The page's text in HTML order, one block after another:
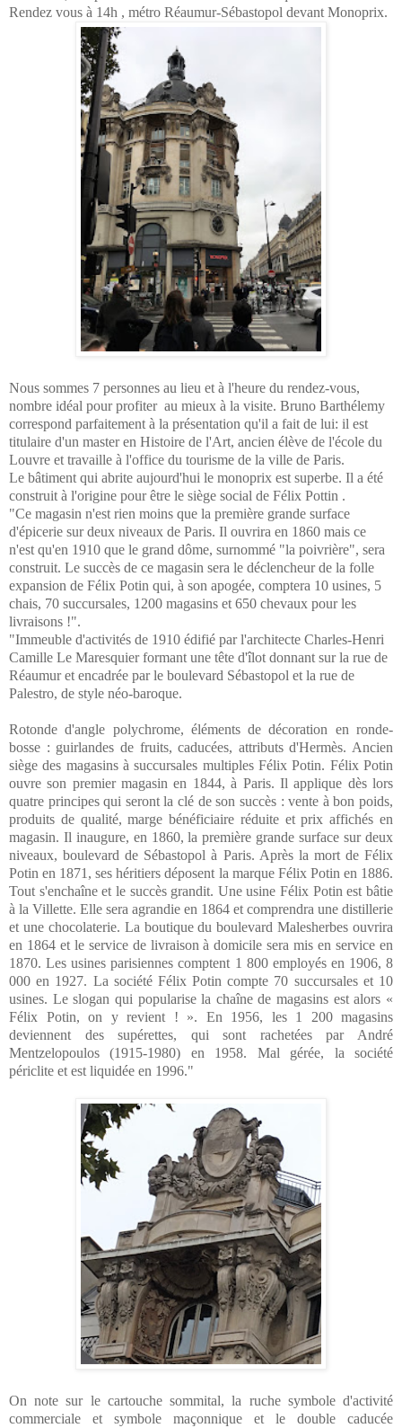
Rendez vous à 14h , métro Réaumur-Sébastopol devant Monoprix.
Nous sommes 7 personnes au lieu et à l'heure du rendez-vous,
nombre idéal pour profiter au mieux à la visite. Bruno Barthélemy
correspond parfaitement à la présentation qu'il a fait de lui: il est
titulaire d'un master en Histoire de l'Art, ancien élève de l'école du
Louvre et travaille à l'office du tourisme de la ville de Paris.
Le bâtiment qui abrite aujourd'hui le monoprix est superbe. Il a été
construit à l'origine pour être le siège social de Félix Pottin .
"Ce magasin n'est rien moins que la première grande surface
d'épicerie sur deux niveaux de Paris. Il ouvrira en 1860 mais ce
n'est qu'en 1910 que le grand dôme, surnommé "la poivrière", sera
construit. Le succès de ce magasin sera le déclencheur de la folle
expansion de Félix Potin qui, à son apogée, comptera 10 usines, 5
chais, 70 succursales, 1200 magasins et 650 chevaux pour les
livraisons !".
"Immeuble d'activités de 1910 édifié par l'architecte Charles-Henri
Camille Le Maresquier formant une tête d'îlot donnant sur la rue de
Réaumur et encadrée par le boulevard Sébastopol et la rue de
Palestro, de style néo-baroque.
Rotonde d'angle polychrome, éléments de décoration en ronde-
bosse : guirlandes de fruits, caducées, attributs d'Hermès. Ancien
siège des magasins à succursales multiples Félix Potin. Félix Potin
ouvre son premier magasin en 1844, à Paris. Il applique dès lors
quatre principes qui seront la clé de son succès : vente à bon poids,
produits de qualité, marge bénéficiaire réduite et prix affichés en
magasin. Il inaugure, en 1860, la première grande surface sur deux
niveaux, boulevard de Sébastopol à Paris. Après la mort de Félix
Potin en 1871, ses héritiers déposent la marque Félix Potin en 1886.
Tout s'enchaîne et le succès grandit. Une usine Félix Potin est bâtie
à la Villette. Elle sera agrandie en 1864 et comprendra une distillerie
et une chocolaterie. La boutique du boulevard Malesherbes ouvrira
en 1864 et le service de livraison à domicile sera mis en service en
1870. Les usines parisiennes comptent 1 800 employés en 1906, 8
000 en 1927. La société Félix Potin compte 70 succursales et 10
usines. Le slogan qui popularise la chaîne de magasins est alors «
Félix Potin, on y revient ! ». En 1956, les 1 200 magasins
deviennent des supérettes, qui sont rachetées par André
Mentzelopoulos (1915-1980) en 1958. Mal gérée, la société
périclite et est liquidée en 1996."
On note sur le cartouche sommital, la ruche symbole d'activité
commerciale et symbole maçonnique et le double caducée